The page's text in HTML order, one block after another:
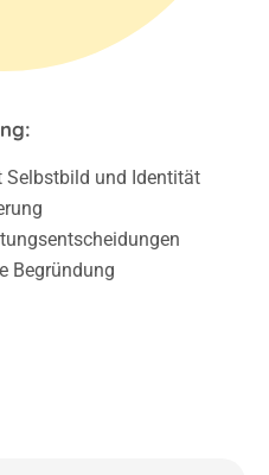
Selbstbild und Identität
Begründung